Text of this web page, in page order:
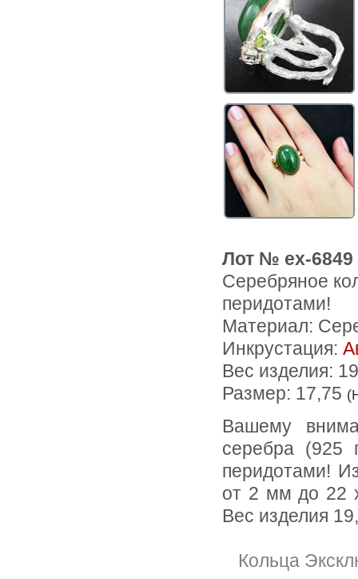
Лот № ex-6849
Серебряное
перидотами!
Материал:
Инкрустация:
Вес изделия:
Размер: 17,75
Вашему вниманию предлагается кольцо из стерлингового
серебра (925
перидотами!
от 2 мм до 22
Вес изделия
Кольца